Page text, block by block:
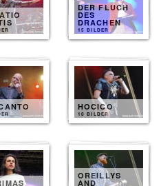
DER FLUCH
DES
DRACHEN
15 BILDER
HOCICO
10 BILDER
OREILLYS
AND